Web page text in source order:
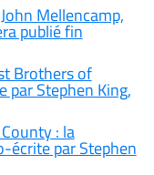
Mellencamp,
publié fin
Brothers of
par Stephen King,
: la
écrite par Stephen